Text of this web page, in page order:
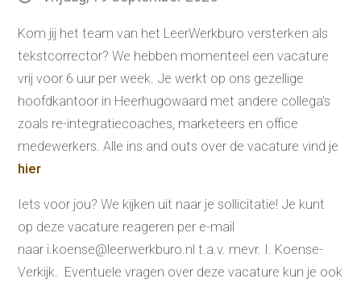
Re-integratie
Budgetcoaching
NaarWerk re-integratie
WerkBehoud
Starten als zelfstandige
Budgetcoaching
Loopbaancoaching
Kom jij het team van het LeerWerkburo versterken als
tekstcorrector? We hebben momenteel een vacature
vrij voor 6 uur per week. Je werkt op ons gezellige
hoofdkantoor in Heerhugowaard met andere collega's
zoals re-integratiecoaches, marketeers en office
medewerkers. Alle ins and outs over de vacature vind je
hier
Iets voor jou? We kijken uit naar je sollicitatie! Je kunt
op deze vacature reageren per e-mail
naar i.koense@leerwerkburo.nl t.a.v. mevr. I. Koense-
Verkijk. Eventuele vragen over deze vacature kun je ook